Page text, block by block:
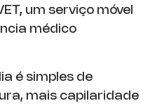
um serviço móvel
médico
é simples de
mais capilaridade